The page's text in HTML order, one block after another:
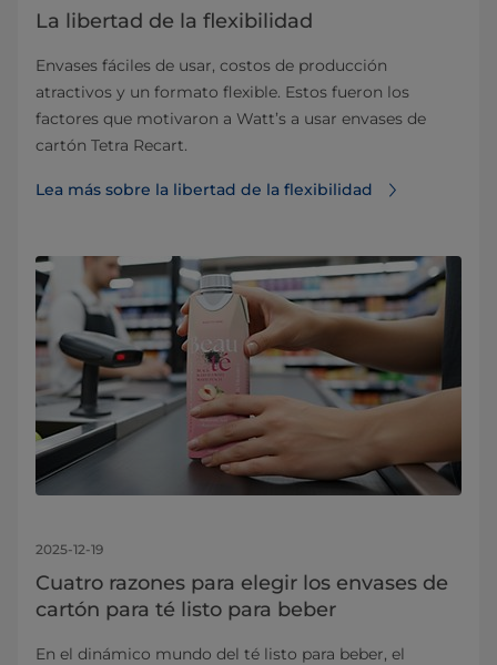
La libertad de la flexibilidad
Envases fáciles de usar, costos de producción
atractivos y un formato flexible. Estos fueron los
factores que motivaron a Watt’s a usar envases de
cartón Tetra Recart.
Lea más sobre la libertad de la flexibilidad
2025-12-19
Cuatro razones para elegir los envases de
cartón para té listo para beber
En el dinámico mundo del té listo para beber, el